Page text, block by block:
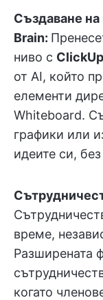
Създаване
Brain:
ниво с
от AI, който
елементи
Whiteboard.
графики или
идеите си,
време,
Разширената
когато